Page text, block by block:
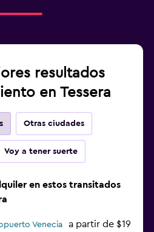
resultados
en Tessera
Otras ciudades
Voy a tener suerte
en estos transitados
Venecia
a partir de $19